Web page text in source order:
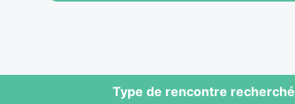
Type de rencontre recherché